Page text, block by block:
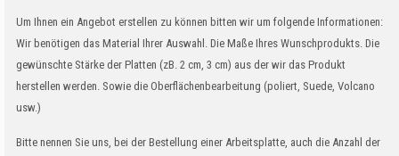
Um Ihnen ein Angebot erstellen zu können bitten wir um folgende Informationen:
Wir benötigen das Material Ihrer Auswahl. Die Maße Ihres Wunschprodukts. Die
gewünschte Stärke der Platten (zB. 2 cm, 3 cm) aus der wir das Produkt
herstellen werden. Sowie die Oberflächenbearbeitung (poliert, Suede, Volcano
usw.)
Bitte nennen Sie uns, bei der Bestellung einer Arbeitsplatte, auch die Anzahl der